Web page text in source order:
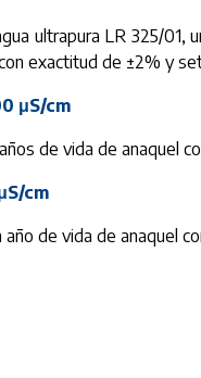
ultrapura LR 325/
exactitud de ±2% y
μS/cm
de vida de anaquel
cm
de vida de anaquel